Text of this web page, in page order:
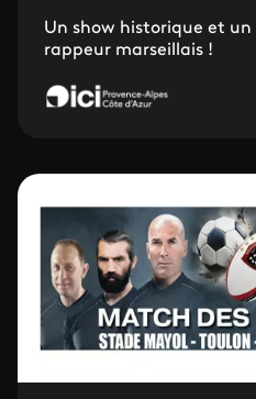
Un show historique et un
rappeur marseillais !